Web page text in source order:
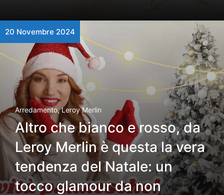
20 Novembre 2024
Arredamento,Leroy Merlin
Altro che bianco e rosso, da
Leroy Merlin è questa la vera
tendenza del Natale: un
tocco glamour da non